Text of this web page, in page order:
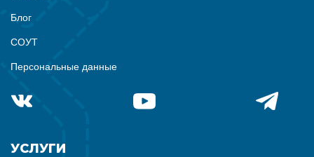
Блог
СОУТ
Персональные данные
УСЛУГИ